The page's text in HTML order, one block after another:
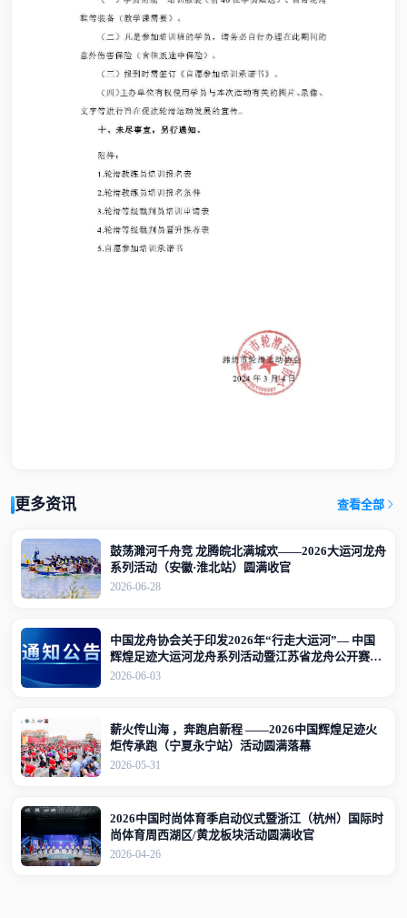
更多资讯 查看全部
鼓荡濉河千舟竞 龙腾皖北满城欢——2026大运河龙舟
系列活动（安徽·淮北站）圆满收官
2026-06-28
中国龙舟协会关于印发2026年“行走大运河”— 中国
辉煌足迹大运河龙舟系列活动暨江苏省龙舟公开赛
（江苏·宜兴站）竞赛规程的通知
2026-06-03
薪火传山海 ，奔跑启新程 ——2026中国辉煌足迹火
炬传承跑（宁夏永宁站）活动圆满落幕
2026-05-31
2026中国时尚体育季启动仪式暨浙江（杭州）国际时
尚体育周西湖区/黄龙板块活动圆满收官
2026-04-26